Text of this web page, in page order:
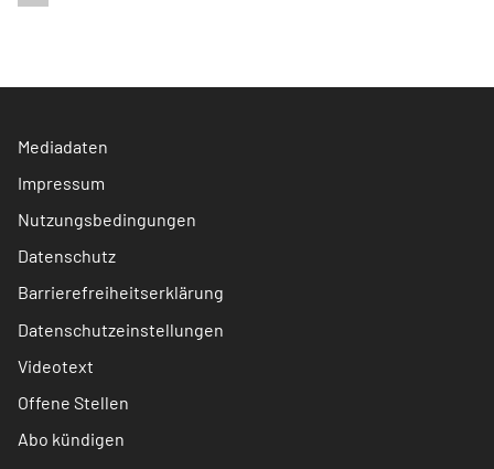
Mediadaten
Impressum
Nutzungsbedingungen
Datenschutz
Barrierefreiheitserklärung
Datenschutzeinstellungen
Videotext
Offene Stellen
Abo kündigen